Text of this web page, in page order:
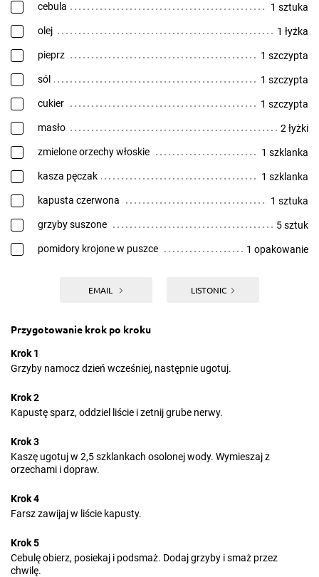
cebula 1 sztuka
olej 1 łyżka
pieprz 1 szczypta
sól 1 szczypta
cukier 1 szczypta
masło 2 łyżki
zmielone orzechy włoskie 1 szklanka
kasza pęczak 1 szklanka
kapusta czerwona 1 sztuka
grzyby suszone 5 sztuk
pomidory krojone w puszce 1 opakowanie
EMAIL LISTONIC
Przygotowanie krok po kroku
Krok 1
Grzyby namocz dzień wcześniej, następnie ugotuj.
Krok 2
Kapustę sparz, oddziel liście i zetnij grube nerwy.
Krok 3
Kaszę ugotuj w 2,5 szklankach osolonej wody. Wymieszaj z
orzechami i dopraw.
Krok 4
Farsz zawijaj w liście kapusty.
Krok 5
Cebulę obierz, posiekaj i podsmaż. Dodaj grzyby i smaż przez
chwilę.